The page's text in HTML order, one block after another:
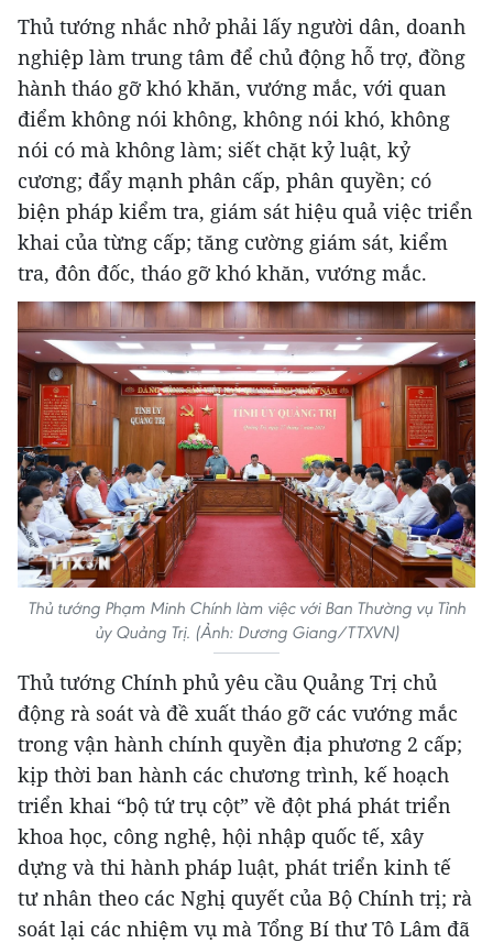
Thủ tướng nhắc nhở phải lấy người dân, doanh
nghiệp làm trung tâm để chủ động hỗ trợ, đồng
hành tháo gỡ khó khăn, vướng mắc, với quan
điểm không nói không, không nói khó, không
nói có mà không làm; siết chặt kỷ luật, kỷ
cương; đẩy mạnh phân cấp, phân quyền; có
biện pháp kiểm tra, giám sát hiệu quả việc triển
khai của từng cấp; tăng cường giám sát, kiểm
tra, đôn đốc, tháo gỡ khó khăn, vướng mắc.
Thủ tướng Phạm Minh Chính làm việc với Ban Thường vụ Tỉnh
ủy Quảng Trị. (Ảnh: Dương Giang/TTXVN)
Thủ tướng Chính phủ yêu cầu Quảng Trị chủ
động rà soát và đề xuất tháo gỡ các vướng mắc
trong vận hành chính quyền địa phương 2 cấp;
kịp thời ban hành các chương trình, kế hoạch
triển khai “bộ tứ trụ cột” về đột phá phát triển
khoa học, công nghệ, hội nhập quốc tế, xây
dựng và thi hành pháp luật, phát triển kinh tế
tư nhân theo các Nghị quyết của Bộ Chính trị; rà
soát lại các nhiệm vụ mà Tổng Bí thư Tô Lâm đã